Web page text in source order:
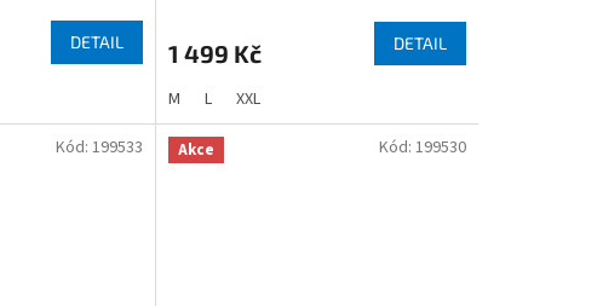
DETAIL 1 499 Kč DETAIL
M L XXL
Kód: 199533 Akce Kód: 199530